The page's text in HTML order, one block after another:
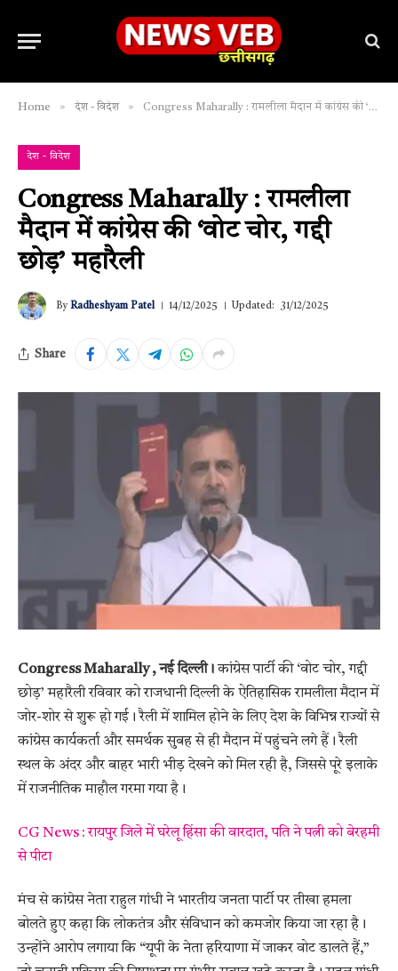
Home » देश - विदेश » Congress Maharally : रामलीला मैदान में कांग्रेस की ‘वोट चोर, गद्दी छोड़’ महारैली
देश - विदेश
Congress Maharally : रामलीला
मैदान में कांग्रेस की ‘वोट चोर, गद्दी
छोड़’ महारैली
By Radheshyam Patel 14/12/2025 Updated: 31/12/2025
Share
Congress Maharally , नई दिल्ली। कांग्रेस पार्टी की ‘वोट चोर, गद्दी
छोड़’ महारैली रविवार को राजधानी दिल्ली के ऐतिहासिक रामलीला मैदान में
जोर-शोर से शुरू हो गई। रैली में शामिल होने के लिए देश के विभिन्न राज्यों से
कांग्रेस कार्यकर्ता और समर्थक सुबह से ही मैदान में पहुंचने लगे हैं। रैली
स्थल के अंदर और बाहर भारी भीड़ देखने को मिल रही है, जिससे पूरे इलाके
में राजनीतिक माहौल गरमा गया है।
CG News : रायपुर जिले में घरेलू हिंसा की वारदात, पति ने पत्नी को बेरहमी
से पीटा
मंच से कांग्रेस नेता राहुल गांधी ने भारतीय जनता पार्टी पर तीखा हमला
बोलते हुए कहा कि लोकतंत्र और संविधान को कमजोर किया जा रहा है।
उन्होंने आरोप लगाया कि “यूपी के नेता हरियाणा में जाकर वोट डालते हैं,”